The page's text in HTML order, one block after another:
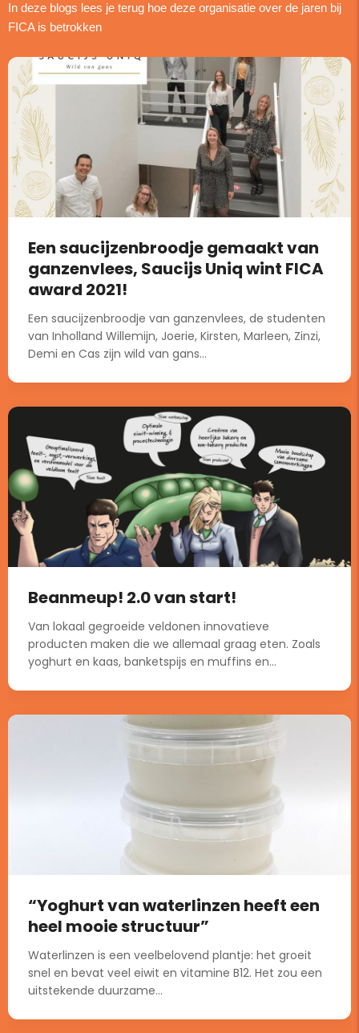
In deze blogs lees je terug hoe deze organisatie over de jaren bij
FICA is betrokken
Een saucijzenbroodje gemaakt van
ganzenvlees, Saucijs Uniq wint FICA
award 2021!
Een saucijzenbroodje van ganzenvlees, de studenten
van Inholland Willemijn, Joerie, Kirsten, Marleen, Zinzi,
Demi en Cas zijn wild van gans...
Beanmeup! 2.0 van start!
Van lokaal gegroeide veldonen innovatieve
producten maken die we allemaal graag eten. Zoals
yoghurt en kaas, banketspijs en muffins en...
“Yoghurt van waterlinzen heeft een
heel mooie structuur”
Waterlinzen is een veelbelovend plantje: het groeit
snel en bevat veel eiwit en vitamine B12. Het zou een
uitstekende duurzame...